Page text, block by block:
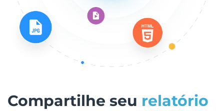
Compartilhe seu relatório